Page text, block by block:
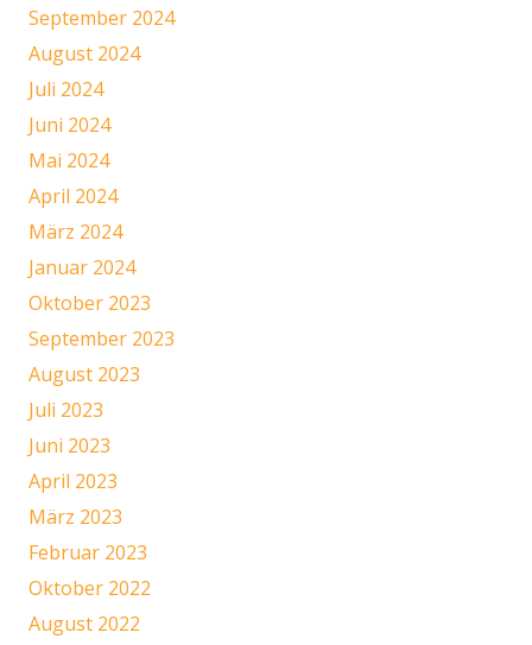
September 2024
August 2024
Juli 2024
Juni 2024
Mai 2024
April 2024
März 2024
Januar 2024
Oktober 2023
September 2023
August 2023
Juli 2023
Juni 2023
April 2023
März 2023
Februar 2023
Oktober 2022
August 2022